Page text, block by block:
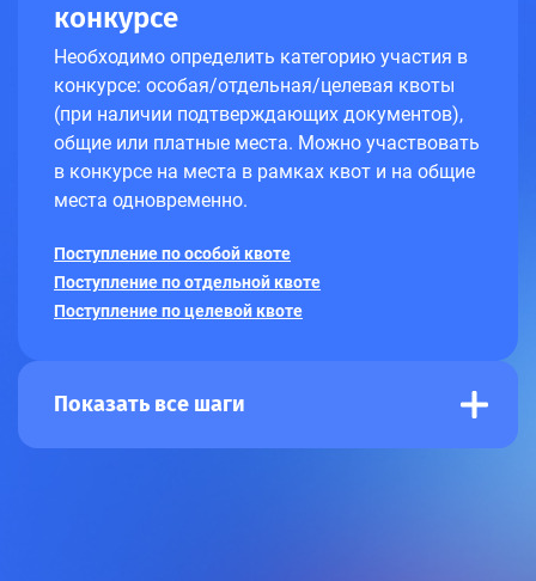
конкурсе
Необходимо определить категорию участия в
конкурсе: особая/отдельная/целевая квоты
(при наличии подтверждающих документов),
общие или платные места. Можно участвовать
в конкурсе на места в рамках квот и на общие
места одновременно.
Поступление по особой квоте
Поступление по отдельной квоте
Поступление по целевой квоте
Показать все шаги